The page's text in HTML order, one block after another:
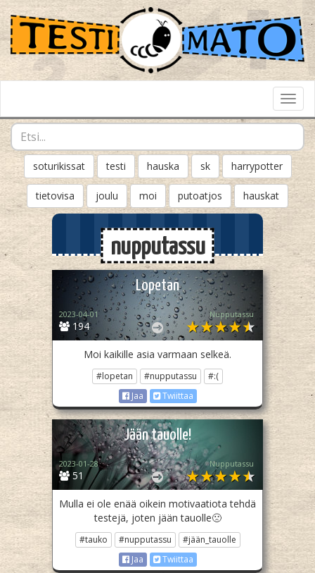
soturikissat testi hauska sk harrypotter
tietovisa joulu moi putoatjos hauskat
nupputassu
Lopetan
194
2023-04-01 Nupputassu
Moi kaikille asia varmaan selkeä.
#lopetan #nupputassu
#:(
Jaa
Twiittaa
Jään tauolle!
51
2023-01-28 Nupputassu
Mulla ei ole enää oikein motivaatiota tehdä
testejä, joten jään tauolle🙁
#tauko #nupputassu
#jään_tauolle
Jaa
Twiittaa